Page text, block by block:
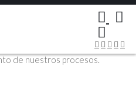
sus opiniones son muy
de nuestros procesos.